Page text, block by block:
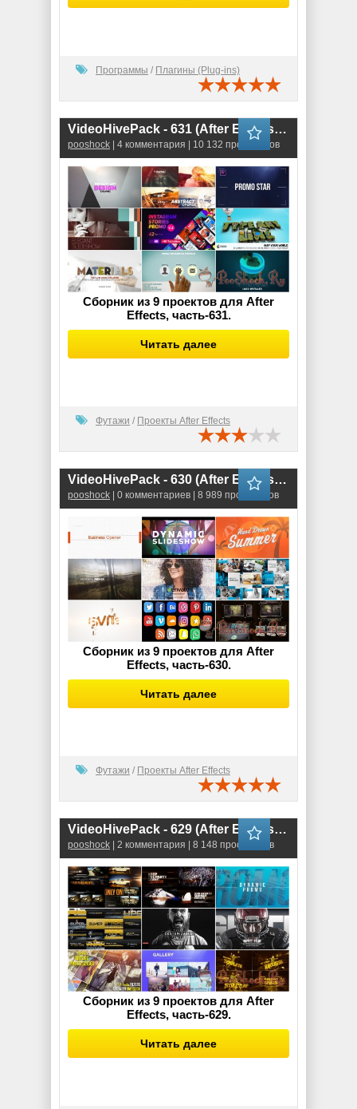
Программы / Плагины (Plug-ins)
VideoHivePack - 631 (After Effects Projects Pack)
pooshock | 4 комментария | 10 132 просмотров
Сборник из 9 проектов для After
Effects, часть-631.
Читать далее
Футажи / Проекты After Effects
VideoHivePack - 630 (After Effects Projects Pack)
pooshock | 0 комментариев | 8 989 просмотров
Сборник из 9 проектов для After
Effects, часть-630.
Читать далее
Футажи / Проекты After Effects
VideoHivePack - 629 (After Effects Projects Pack)
pooshock | 2 комментария | 8 148 просмотров
Сборник из 9 проектов для After
Effects, часть-629.
Читать далее